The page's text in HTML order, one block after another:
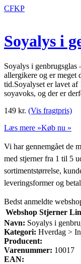
CFKP
Soyalys i
Soyalys i genbrugsglas
allergikere og er meget
tid.Soyalyset er lavet af
soyavoks, og der er
149 kr. (Vis fragtpris)
Læs mere »Køb nu »
Vi har gennemgået de
med stjerner fra 1 til 5
sortimentstørrelse,
leveringsformer og
Bedst anmeldte
Webshop Stjerner
Navn: Soyalys i
Kategori: Hverdag >
Producent:
Varenummer: 10017
EAN: